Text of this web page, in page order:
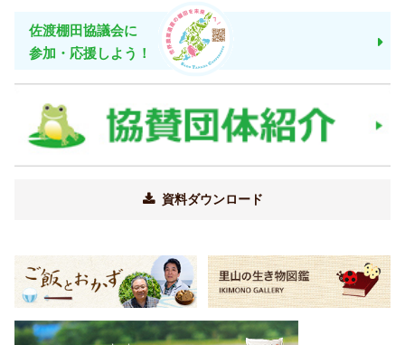
佐渡棚田協議会に
参加・応援しよう！
資料ダウンロード